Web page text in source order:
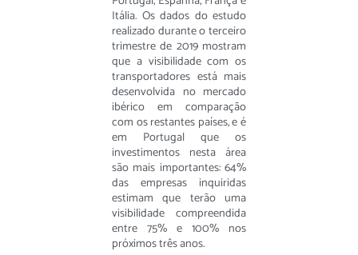
Itália. Os dados do estudo
realizado durante o terceiro
trimestre de 2019 mostram
que a visibilidade com os
transportadores está mais
desenvolvida no mercado
ibérico em comparação
com os restantes países, e é
em Portugal que os
investimentos nesta área
são mais importantes: 64%
das empresas inquiridas
estimam que terão uma
visibilidade compreendida
entre 75% e 100% nos
próximos três anos.